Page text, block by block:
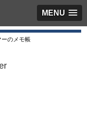
MENU
のメモ帳